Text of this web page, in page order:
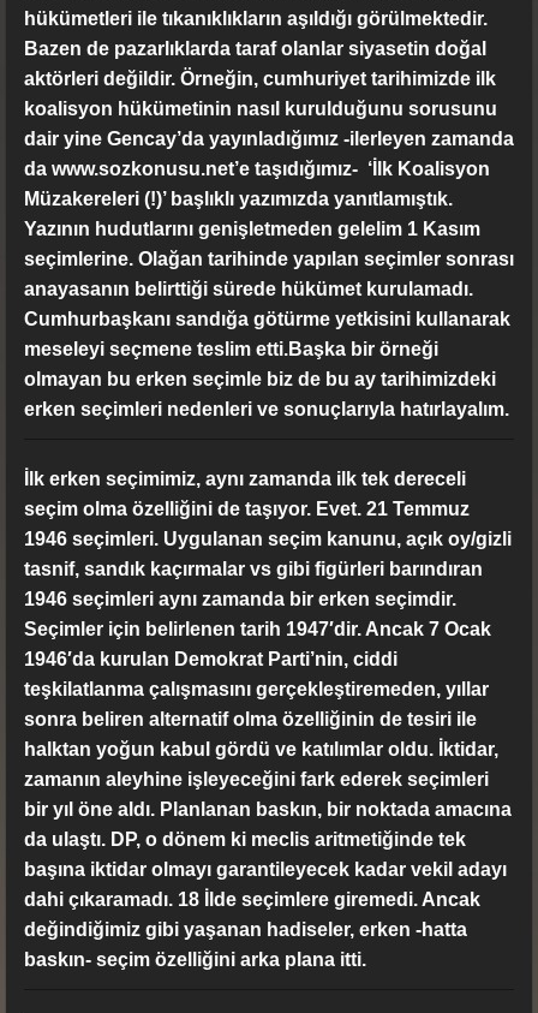
hükümetleri ile tıkanıklıkların aşıldığı görülmektedir.
Bazen de pazarlıklarda taraf olanlar siyasetin doğal
aktörleri değildir. Örneğin, cumhuriyet tarihimizde ilk
koalisyon hükümetinin nasıl kurulduğunu sorusunu
dair yine Gencay’da yayınladığımız -ilerleyen zamanda
da www.sozkonusu.net’e taşıdığımız- ‘İlk Koalisyon
Müzakereleri (!)’ başlıklı yazımızda yanıtlamıştık.
Yazının hudutlarını genişletmeden gelelim 1 Kasım
seçimlerine. Olağan tarihinde yapılan seçimler sonrası
anayasanın belirttiği sürede hükümet kurulamadı.
Cumhurbaşkanı sandığa götürme yetkisini kullanarak
meseleyi seçmene teslim etti.Başka bir örneği
olmayan bu erken seçimle biz de bu ay tarihimizdeki
erken seçimleri nedenleri ve sonuçlarıyla hatırlayalım.
İlk erken seçimimiz, aynı zamanda ilk tek dereceli
seçim olma özelliğini de taşıyor. Evet. 21 Temmuz
1946 seçimleri. Uygulanan seçim kanunu, açık oy/gizli
tasnif, sandık kaçırmalar vs gibi figürleri barındıran
1946 seçimleri aynı zamanda bir erken seçimdir.
Seçimler için belirlenen tarih 1947′dir. Ancak 7 Ocak
1946′da kurulan Demokrat Parti’nin, ciddi
teşkilatlanma çalışmasını gerçekleştiremeden, yıllar
sonra beliren alternatif olma özelliğinin de tesiri ile
halktan yoğun kabul gördü ve katılımlar oldu. İktidar,
zamanın aleyhine işleyeceğini fark ederek seçimleri
bir yıl öne aldı. Planlanan baskın, bir noktada amacına
da ulaştı. DP, o dönem ki meclis aritmetiğinde tek
başına iktidar olmayı garantileyecek kadar vekil adayı
dahi çıkaramadı. 18 İlde seçimlere giremedi. Ancak
değindiğimiz gibi yaşanan hadiseler, erken -hatta
baskın- seçim özelliğini arka plana itti.